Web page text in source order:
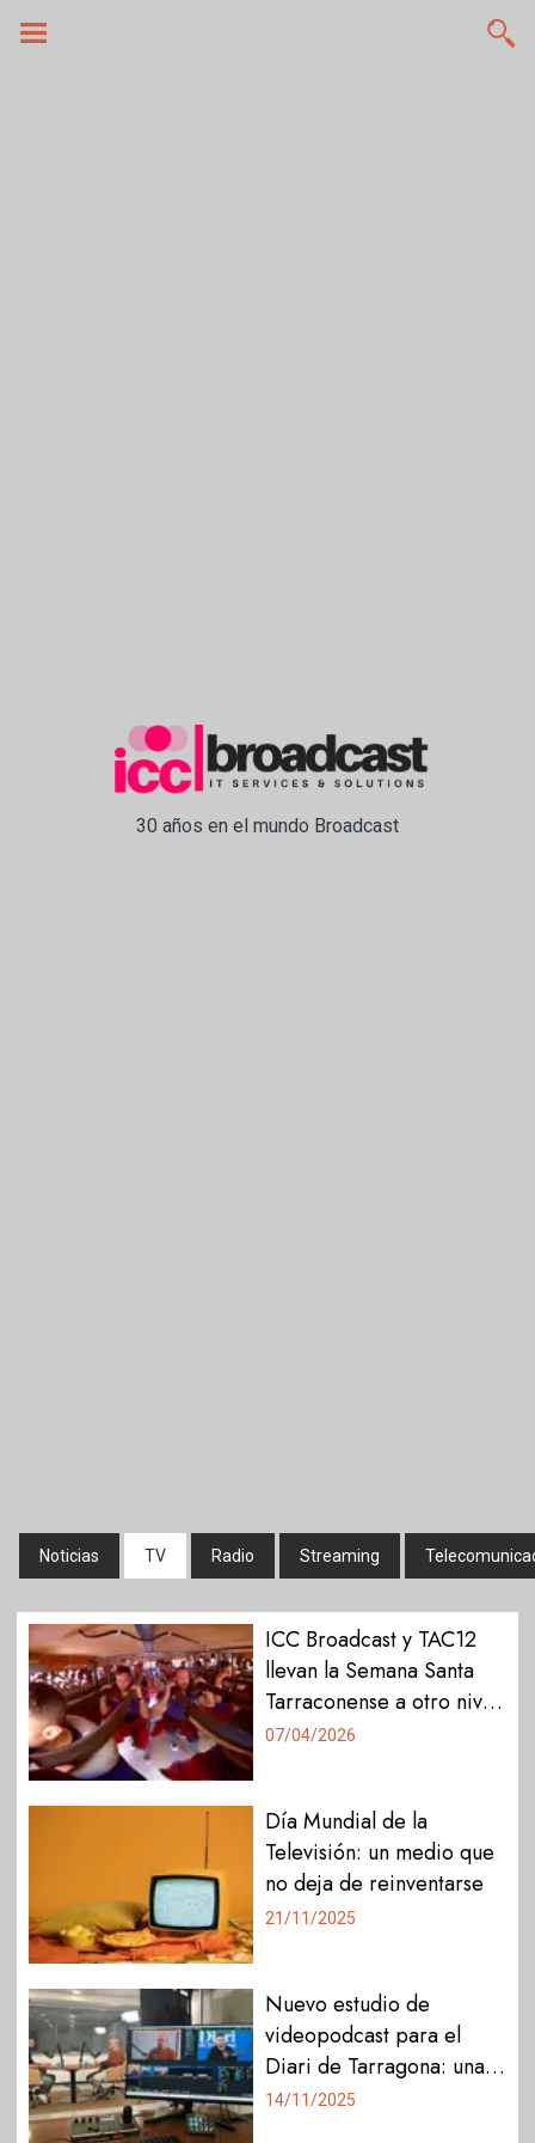
30 años en el mundo Broadcast
Noticias TV Radio Streaming
ICC Broadcast y TAC12
llevan la Semana Santa
Tarraconense a otro nivel
gracias a una cámara 360
07/04/2026
Día Mundial de la
Televisión: un medio que
no deja de reinventarse
21/11/2025
Nuevo estudio de
videopodcast para el
Diari de Tarragona: una
apuesta por la innovación
14/11/2025